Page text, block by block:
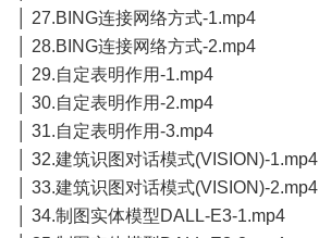
│ 27.BING连接网络方式-1.mp4
│ 28.BING连接网络方式-2.mp4
│ 29.自定表明作用-1.mp4
│ 30.自定表明作用-2.mp4
│ 31.自定表明作用-3.mp4
│ 32.建筑识图对话模式(VISION)-1.mp4
│ 33.建筑识图对话模式(VISION)-2.mp4
│ 34.制图实体模型DALL-E3-1.mp4